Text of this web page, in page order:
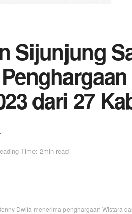
Sijunjung
dari 27
Time: 2min read
Dwifa menerima penghargaan Wistara